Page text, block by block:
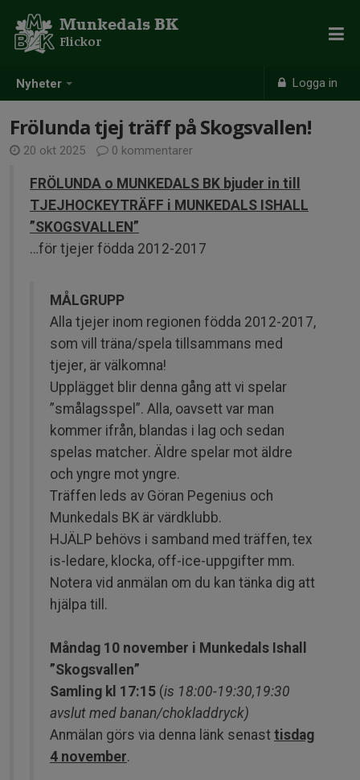
Nyheter Logga in
Munkedals BK
Flickor
Frölunda tjej träff på Skogsvallen!
20 okt 2025 0 kommentarer
FRÖLUNDA o MUNKEDALS BK bjuder in till
TJEJHOCKEYTRÄFF i MUNKEDALS ISHALL
”SKOGSVALLEN”
…för tjejer födda 2012-2017
MÅLGRUPP
Alla tjejer inom regionen födda 2012-2017,
som vill träna/spela tillsammans med
tjejer, är välkomna!
Upplägget blir denna gång att vi spelar
”smålagsspel”. Alla, oavsett var man
kommer ifrån, blandas i lag och sedan
spelas matcher. Äldre spelar mot äldre
och yngre mot yngre.
Träffen leds av Göran Pegenius och
Munkedals BK är värdklubb.
HJÄLP behövs i samband med träffen, tex
is-ledare, klocka, off-ice-uppgifter mm.
Notera vid anmälan om du kan tänka dig att
hjälpa till.
Måndag 10 november i Munkedals Ishall
”Skogsvallen”
Samling kl 17:15 (is 18:00-19:30,19:30
avslut med banan/chokladdryck)
Anmälan görs via denna länk senast tisdag
4 november.